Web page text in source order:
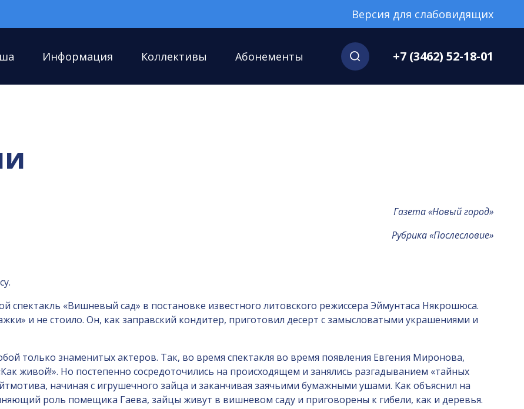
Версия для слабовидящих
Информация Коллективы Абонементы +7 (3462) 52-18-01
Газета «Новый город»
Рубрика «Послесловие»
спектакль «Вишневый сад» в постановке известного литовского режиссера Эймунтаса Някрошюса.
и не стоило. Он, как заправский кондитер, приготовил десерт с замысловатыми украшениями и
только знаменитых актеров. Так, во время спектакля во время появления Евгения Миронова,
живой!». Но постепенно сосредоточились на происходящем и занялись разгадыванием «тайных
начиная с игрушечного зайца и заканчивая заячьими бумажными ушами. Как объяснил на
роль помещика Гаева, зайцы живут в вишневом саду и приговорены к гибели, как и деревья.